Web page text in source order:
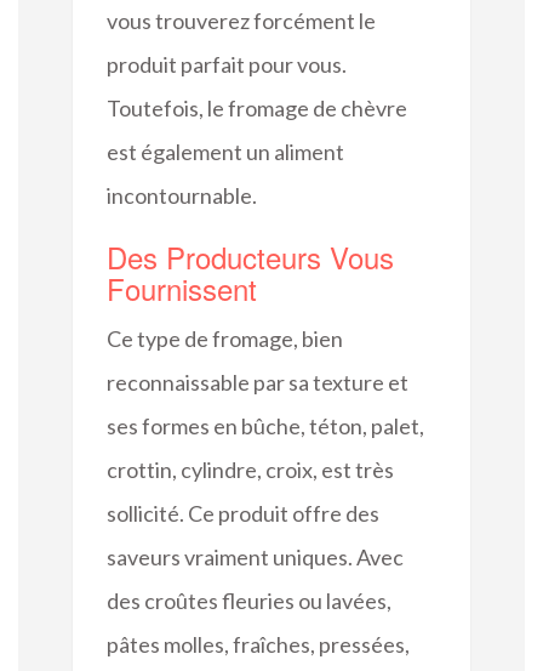
vous trouverez forcément le
produit parfait pour vous.
Toutefois, le fromage de chèvre
est également un aliment
incontournable.
Des Producteurs Vous
Fournissent
Ce type de fromage, bien
reconnaissable par sa texture et
ses formes en bûche, téton, palet,
crottin, cylindre, croix, est très
sollicité. Ce produit offre des
saveurs vraiment uniques. Avec
des croûtes fleuries ou lavées,
pâtes molles, fraîches, pressées,